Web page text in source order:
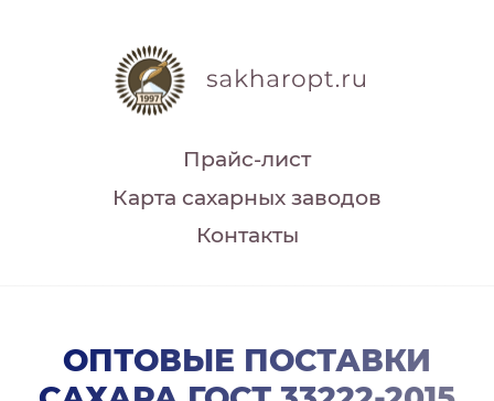
Прайс-лист
Карта сахарных заводов
Контакты
ОПТОВЫЕ ПОСТАВКИ